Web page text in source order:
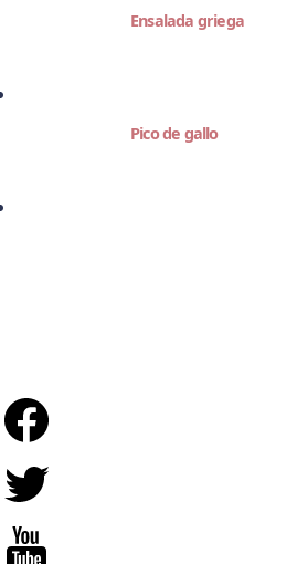
Ensalada griega
Pico de gallo